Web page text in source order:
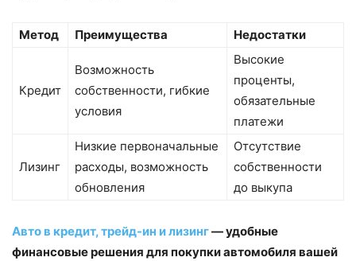
Метод Преимущества Недостатки
Кредит
Возможность
собственности, гибкие
условия
Высокие
проценты,
обязательные
платежи
Лизинг
Низкие первоначальные
расходы, возможность
обновления
Отсутствие
собственности
до выкупа
Авто в кредит, трейд-ин и лизинг— удобные
финансовые решения для покупки автомобиля вашей